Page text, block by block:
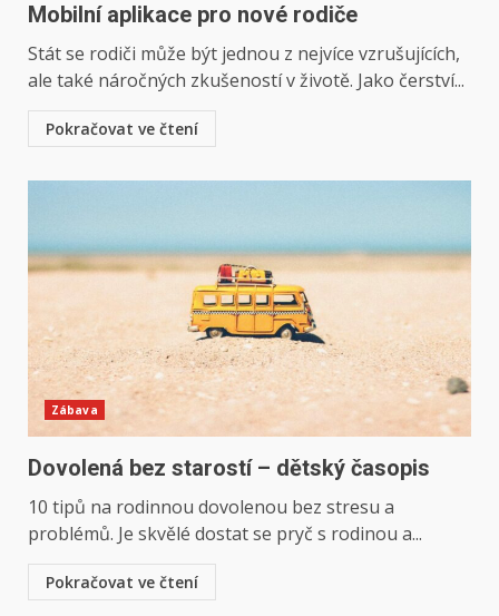
Mobilní aplikace pro nové rodiče
Stát se rodiči může být jednou z nejvíce vzrušujících,
ale také náročných zkušeností v životě. Jako čerství...
Pokračovat ve čtení
Zábava
Dovolená bez starostí – dětský časopis
10 tipů na rodinnou dovolenou bez stresu a
problémů. Je skvělé dostat se pryč s rodinou a...
Pokračovat ve čtení